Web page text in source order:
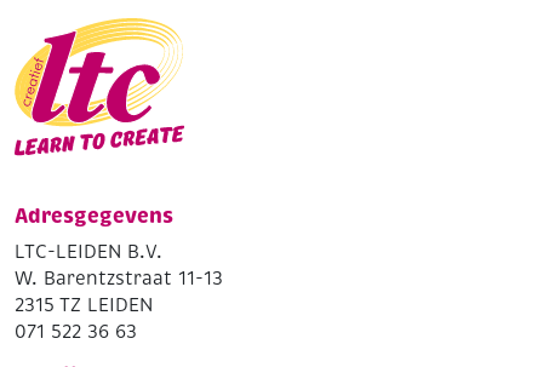
Adresgegevens
LTC-LEIDEN B.V.
W. Barentzstraat 11-13
2315 TZ LEIDEN
071 522 36 63